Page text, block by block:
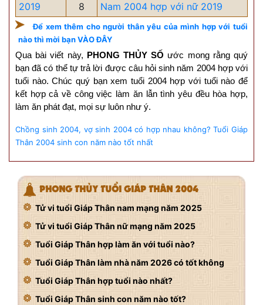
2019
8 Nam 2004 hợp với nữ 2019
Để xem thêm cho người thân yêu của mình hợp với tuổi
nào thì mời bạn VÀO ĐÂY
Qua bài viết này,
PHONG THỦY SỐ ước mong rằng quý
bạn đã có thể tự trả lời được câu hỏi sinh năm 2004 hợp với
tuổi nào. Chúc quý bạn xem tuổi 2004 hợp với tuổi nào để
kết hợp cả về công việc làm ăn lẫn tình yêu đều hòa hợp,
làm ăn phát đạt, mọi sự luôn như ý.
Chồng sinh 2004, vợ sinh 2004 có hợp nhau không? Tuổi Giáp
Thân 2004 sinh con năm nào tốt nhất
PHONG THỦY TUỔI GIÁP THÂN 2004
Tử vi tuổi Giáp Thân nam mạng năm 2025
Tử vi tuổi Giáp Thân nữ mạng năm 2025
Tuổi Giáp Thân hợp làm ăn với tuổi nào?
Tuổi Giáp Thân làm nhà năm 2026 có tốt không
Tuổi Giáp Thân hợp tuổi nào nhất?
Tuổi Giáp Thân sinh con năm nào tốt?